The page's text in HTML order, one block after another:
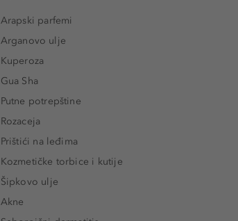
Arapski parfemi
Arganovo ulje
Kuperoza
Gua Sha
Putne potrepštine
Rozaceja
Prištići na leđima
Kozmetičke torbice i kutije
Šipkovo ulje
Akne